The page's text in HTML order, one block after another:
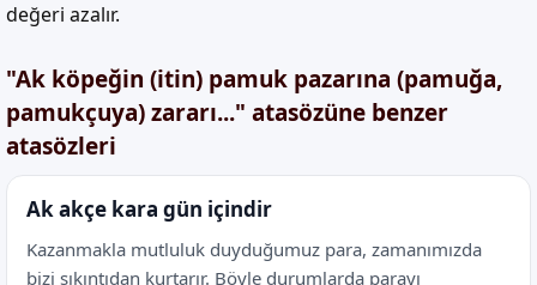
değeri azalır.
"Ak köpeğin (itin) pamuk pazarına (pamuğa,
pamukçuya) zararı..." atasözüne benzer
atasözleri
Ak akçe kara gün içindir
Kazanmakla mutluluk duyduğumuz para, zamanımızda
bizi sıkıntıdan kurtarır. Böyle durumlarda parayı